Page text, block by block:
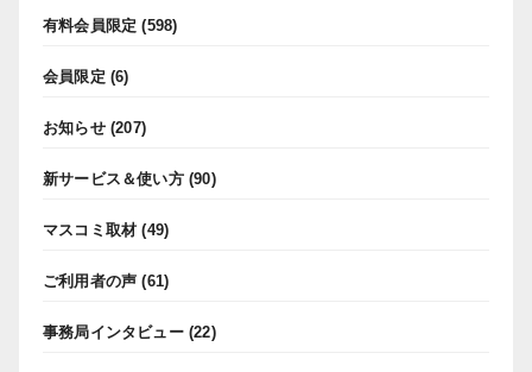
有料会員限定 (598)
会員限定 (6)
お知らせ(207)
新サービス＆使い方(90)
マスコミ取材 (49)
ご利用者の声 (61)
事務局インタビュー(22)